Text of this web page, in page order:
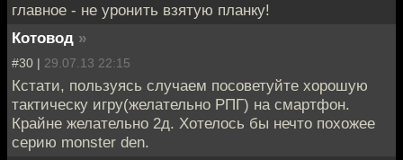
главное - не уронить взятую планку!
Котовод »
#30 | 29.07.13 22:15
Кстати, пользуясь случаем посоветуйте хорошую
тактическу игру(желательно РПГ) на смартфон.
Крайне желательно 2д. Хотелось бы нечто похожее
серию monster den.